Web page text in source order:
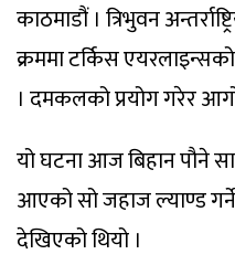
काठमाडौं । त्रिभुवन
क्रममा टर्किस
। दमकलको प्रयोग गरेर
यो घटना आज बिहान पौने
आएको सो जहाज ल्याण्ड
देखिएको थियो ।